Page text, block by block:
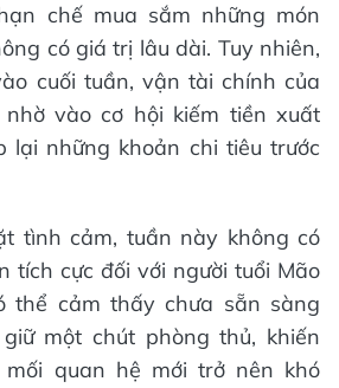
chế mua sắm những món
có giá trị lâu dài. Tuy nhiên,
cuối tuần, vận tài chính của
vào cơ hội kiếm tiền xuất
lại những khoản chi tiêu trước
tình cảm, tuần này không có
tích cực đối với người tuổi Mão
thể cảm thấy chưa sẵn sàng
một chút phòng thủ, khiến
quan hệ mới trở nên khó